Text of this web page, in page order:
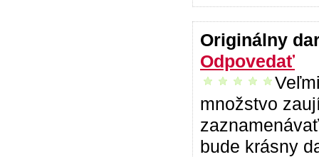
Originálny
Odpovedať
vrelo odporúčam
množstvo
bude krásny